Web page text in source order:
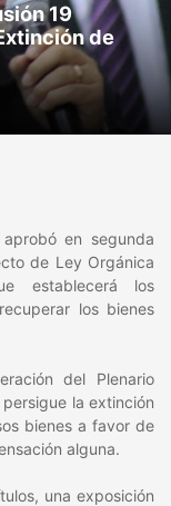
19
de
en segunda
de Ley Orgánica
establecerá los
los bienes
del Plenario
la extinción
bienes a favor de
alguna.
una exposición